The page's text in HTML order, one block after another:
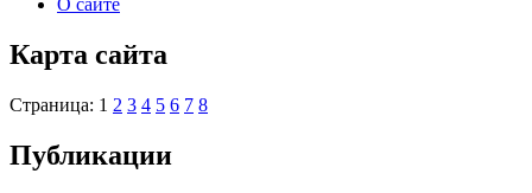
О сайте
Карта сайта
Страница: 1 2 3 4 5 6 7 8
Публикации